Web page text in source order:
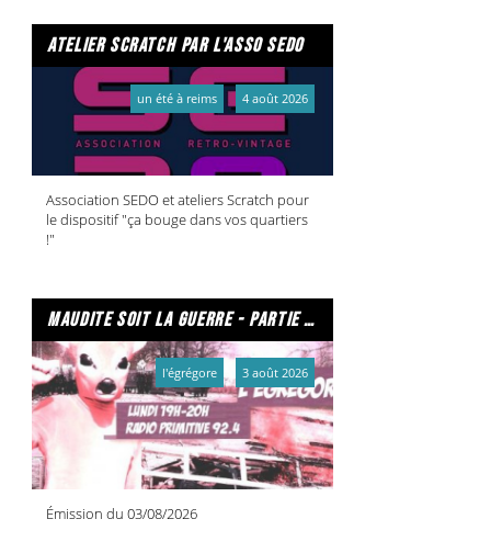
atelier scratch par l'asso sedo
Association SEDO et ateliers Scratch pour
le dispositif "ça bouge dans vos quartiers
!"
un été à reims 4 août 2026
maudite soit la guerre - partie 2/2
Émission du 03/08/2026
l'égrégore 3 août 2026